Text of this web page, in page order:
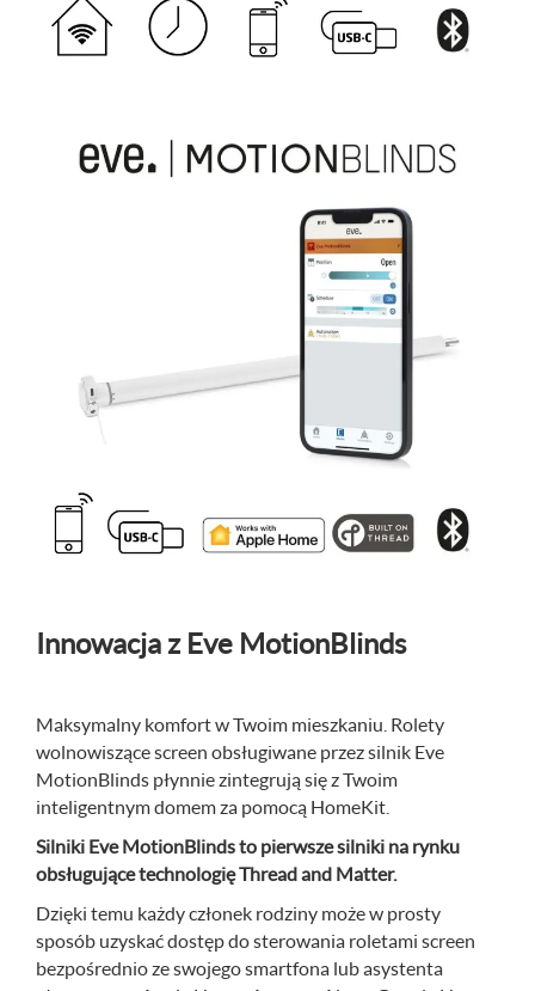
Innowacja z Eve MotionBlinds
Maksymalny komfort w Twoim mieszkaniu. Rolety
wolnowiszące screen obsługiwane przez silnik Eve
MotionBlinds płynnie zintegrują się z Twoim
inteligentnym domem za pomocą HomeKit.
Silniki Eve MotionBlinds to pierwsze silniki na rynku
obsługujące technologię Thread and Matter.
Dzięki temu każdy członek rodziny może w prosty
sposób uzyskać dostęp do sterowania roletami screen
bezpośrednio ze swojego smartfona lub asystenta